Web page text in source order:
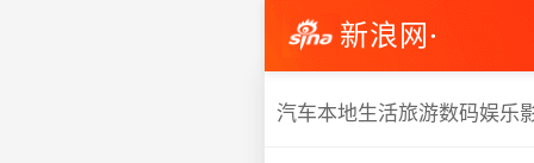
新浪网·
汽车本地生活旅游数码娱乐